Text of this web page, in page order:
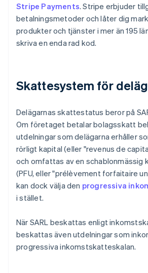
Stripe Payments. Stripe erbjuder
betalningsmetoder och låter dig
produkter och tjänster i mer än 195
skriva en enda rad kod.
Skattesystem för
Delägarnas skattestatus beror på
Om företaget betalar bolagsskatt
utdelningar som delägarna erhåller
rörligt kapital (eller "revenus de
och omfattas av en schablonmässig
(PFU, eller "prélèvement forfaitaire
kan dock välja den progressiva
i stället.
När SARL beskattas enligt
beskattas även utdelningar som
progressiva inkomstskatteskalan.